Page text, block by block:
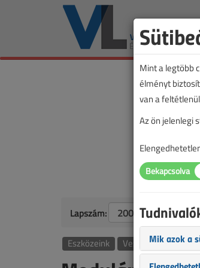
Lapszám:
Eszközeink Vezérléstechnika
Mint a legtöbb
élményt
van a
Az ön jelenlegi
Mik azok a